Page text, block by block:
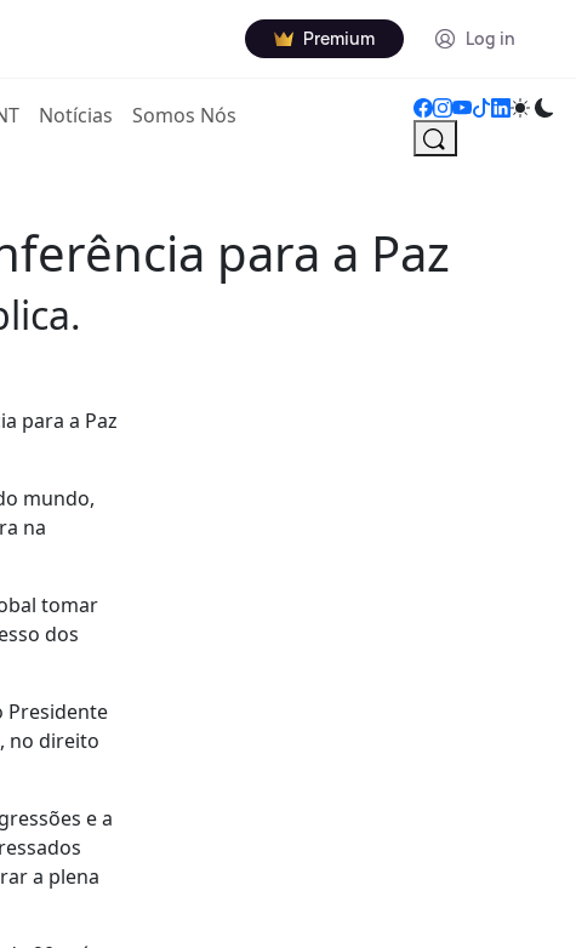
Premium Log in
Notícias Somos Nós
para a Paz
para a Paz
mundo,
na
tomar
dos
Presidente
no direito
e a
a plena